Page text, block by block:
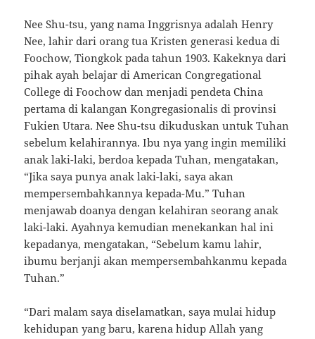
Nee Shu-tsu, yang nama Inggrisnya adalah Henry
Nee, lahir dari orang tua Kristen generasi kedua di
Foochow, Tiongkok pada tahun 1903. Kakeknya dari
pihak ayah belajar di American Congregational
College di Foochow dan menjadi pendeta China
pertama di kalangan Kongregasionalis di provinsi
Fukien Utara. Nee Shu-tsu dikuduskan untuk Tuhan
sebelum kelahirannya. Ibu nya yang ingin memiliki
anak laki-laki, berdoa kepada Tuhan, mengatakan,
“Jika saya punya anak laki-laki, saya akan
mempersembahkannya kepada-Mu.” Tuhan
menjawab doanya dengan kelahiran seorang anak
laki-laki. Ayahnya kemudian menekankan hal ini
kepadanya, mengatakan, “Sebelum kamu lahir,
ibumu berjanji akan mempersembahkanmu kepada
Tuhan.”
“Dari malam saya diselamatkan, saya mulai hidup
kehidupan yang baru, karena hidup Allah yang